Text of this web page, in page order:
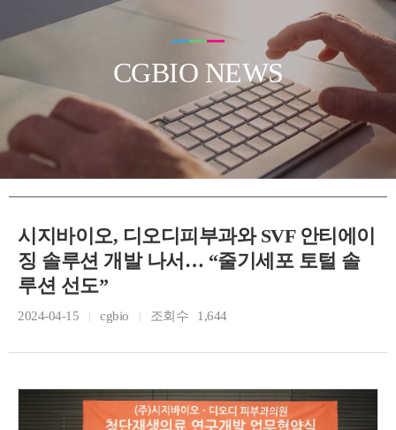
CGBIO NEWS
시지바이오, 디오디피부과와 SVF 안티에이
징 솔루션 개발 나서… “줄기세포 토털 솔
루션 선도”
2024-04-15 cgbio 조회수 1,644